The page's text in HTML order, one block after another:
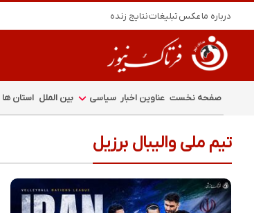
درباره ماعکستبلیغاتنتایج زنده
صفحه نخست عناوین اخبار سیاسی بین الملل استان ها
تیم ملی والیبال برزیل